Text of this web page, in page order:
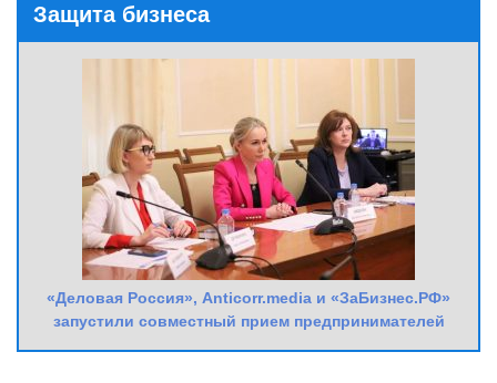
Защита бизнеса
«Деловая Россия», Anticorr.media и «ЗаБизнес.РФ»
запустили совместный прием предпринимателей